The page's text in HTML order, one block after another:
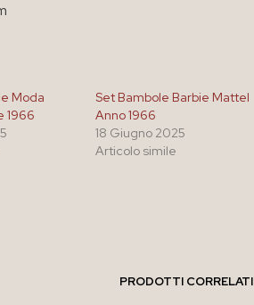
Moda
1966
Set Bambole Barbie Mattel
Anno 1966
18 Giugno 2025
Articolo simile
PRODOTTI CORRELATI